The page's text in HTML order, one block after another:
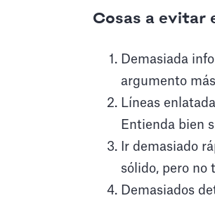
Cosas a evitar
Demasiada
argumento
Líneas
Entienda bien
Ir demasiado
sólido, pero no
Demasiados